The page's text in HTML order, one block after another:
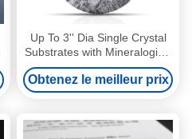
Up To 3'' Dia Single Crystal
Substrates with Mineralogical
Garnet 0.5 Mm Thickness
Obtenez le meilleur prix